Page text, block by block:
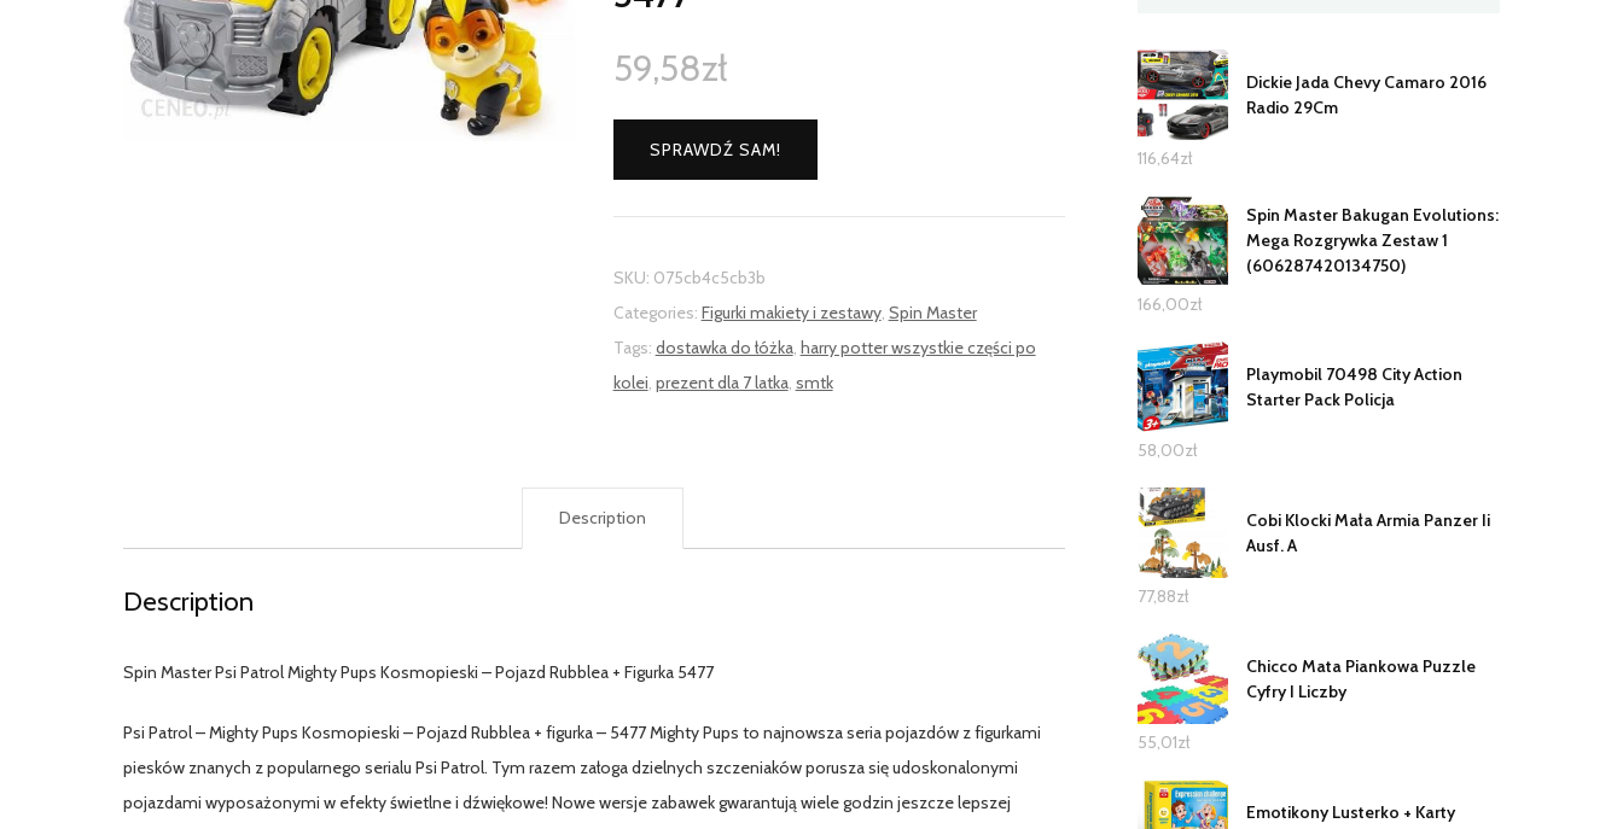
59,58zł
SPRAWDŹ SAM!
SKU: 075cb4c5cb3b
Categories: Figurki makiety i zestawy, Spin Master
Tags: dostawka do łóżka, harry potter wszystkie części po
kolei, prezent dla 7 latka, smtk
Description
Description
Spin Master Psi Patrol Mighty Pups Kosmopieski – Pojazd Rubblea + Figurka 5477
Psi Patrol – Mighty Pups Kosmopieski – Pojazd Rubblea + figurka – 5477 Mighty Pups to najnowsza seria pojazdów z figurkami
piesków znanych z popularnego serialu Psi Patrol. Tym razem załoga dzielnych szczeniaków porusza się udoskonalonymi
pojazdami wyposażonymi w efekty świetlne i dźwiękowe! Nowe wersje zabawek gwarantują wiele godzin jeszcze lepszej
Dickie Jada Chevy Camaro 2016
Radio 29Cm
116,64zł
Spin Master Bakugan Evolutions:
Mega Rozgrywka Zestaw 1
(606287420134750)
166,00zł
Playmobil 70498 City Action
Starter Pack Policja
58,00zł
Cobi Klocki Mała Armia Panzer Ii
Ausf. A
77,88zł
Chicco Mata Piankowa Puzzle
Cyfry I Liczby
55,01zł
Emotikony Lusterko + Karty